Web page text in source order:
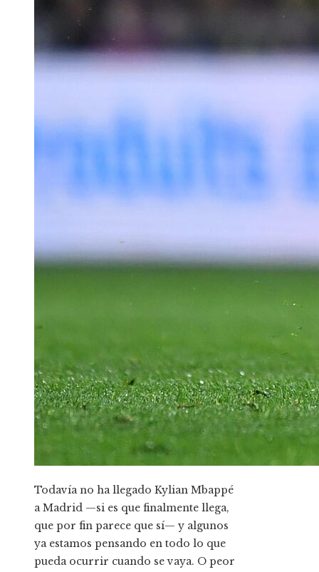
Todavía no ha llegado Kylian Mbappé
a Madrid —si es que finalmente llega,
que por fin parece que sí— y algunos
ya estamos pensando en todo lo que
pueda ocurrir cuando se vaya. O peor